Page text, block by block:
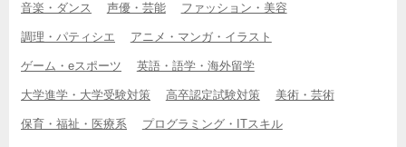
音楽・ダンス 声優・芸能 ファッション・美容
調理・パティシエ アニメ・マンガ・イラスト
ゲーム・eスポーツ 英語・語学・海外留学
大学進学・大学受験対策 高卒認定試験対策 美術・芸術
保育・福祉・医療系 プログラミング・ITスキル